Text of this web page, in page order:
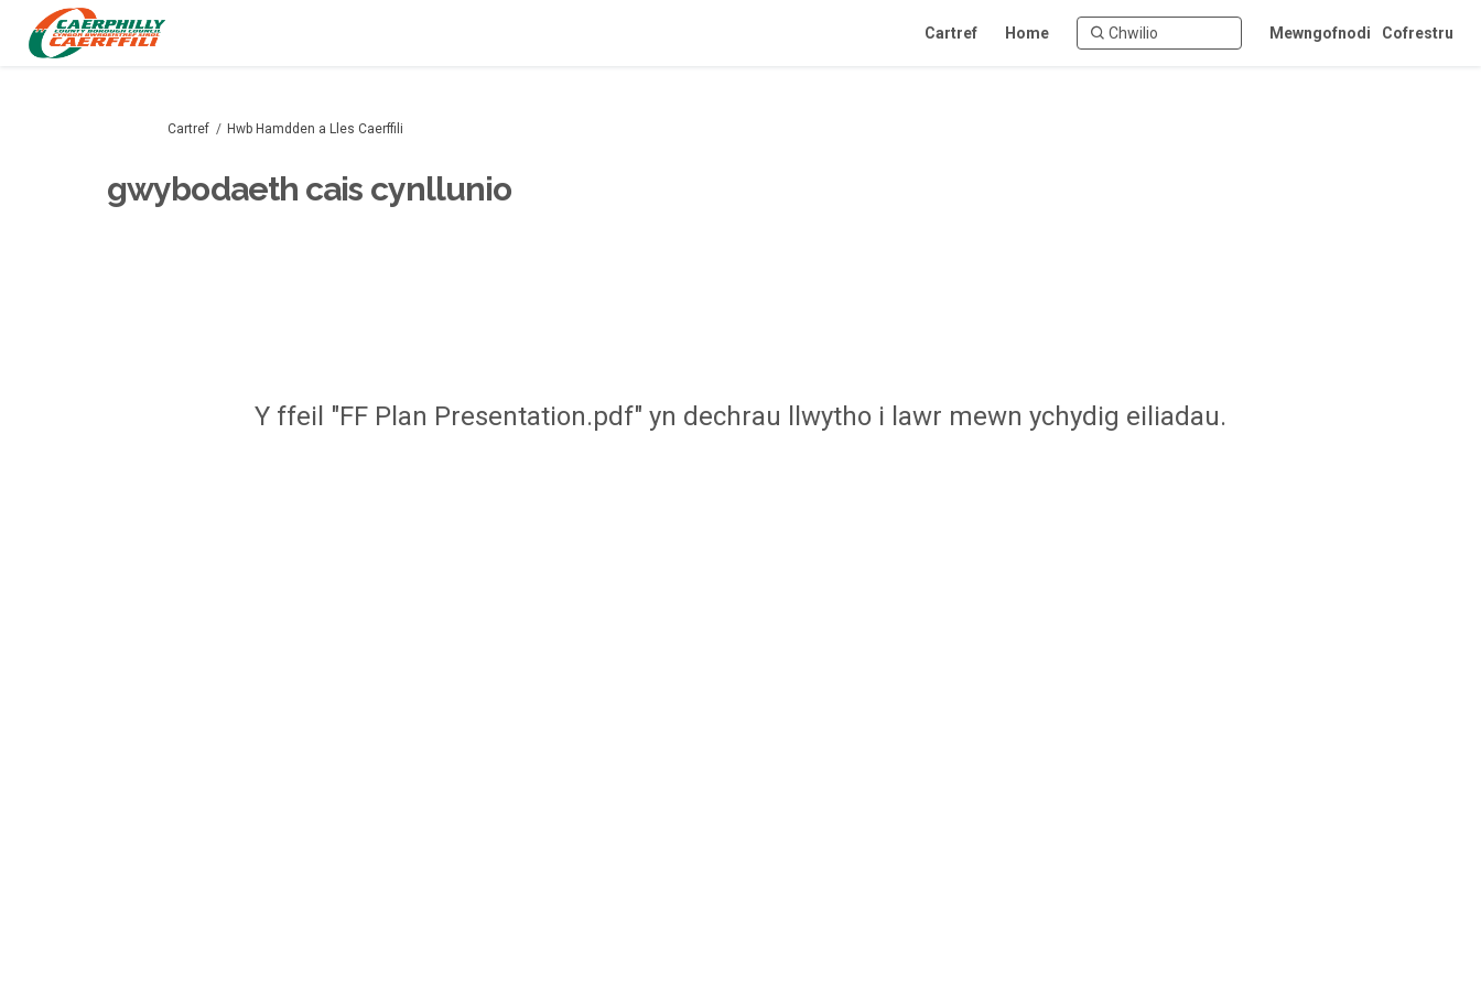
Cartref Home Mewngofnodi Cofrestru
Rydych yma:
Cartref Hwb Hamdden a Lles Caerffili
gwybodaeth cais cynllunio
Y ffeil "FF Plan Presentation.pdf" yn dechrau llwytho i lawr mewn ychydig eiliadau.